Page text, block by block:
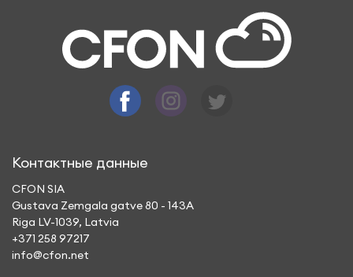
Контактные данные
CFON SIA
Gustava Zemgala gatve 80 - 143A
Riga LV-1039, Latvia
+371 258 97217
info@cfon.net